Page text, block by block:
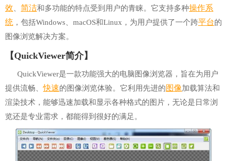
效、 简洁和多功能的特点受到用户的青睐。它支持多种操作系
统 ，包括Windows、macOS和Linux，为用户提供了一个跨平台的
图像浏览解决方案。
【QuickViewer简介】
QuickViewer是一款功能强大的电脑图像浏览器，旨在为用户
提供流畅、快速的图像浏览体验。它利用先进的图像加载算法和
渲染技术，能够迅速加载和显示各种格式的图片，无论是日常浏
览还是专业需求，都能得到很好的满足。